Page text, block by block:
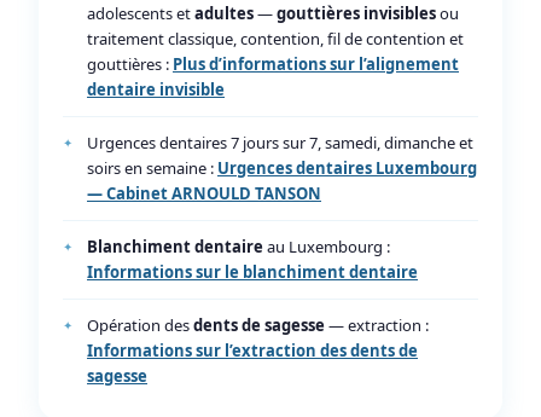
adolescents etadultes—gouttières invisiblesou
traitement classique, contention, fil de contention et
gouttières : Plus d’informations sur l’alignement
dentaire invisible
Urgences dentaires 7 jours sur 7, samedi, dimanche et
soirs en semaine : Urgences dentaires Luxembourg
— Cabinet ARNOULD TANSON
Blanchiment dentaire au Luxembourg :
Informations sur le blanchiment dentaire
Opération desdents de sagesse — extraction :
Informations sur l’extraction des dents de
sagesse